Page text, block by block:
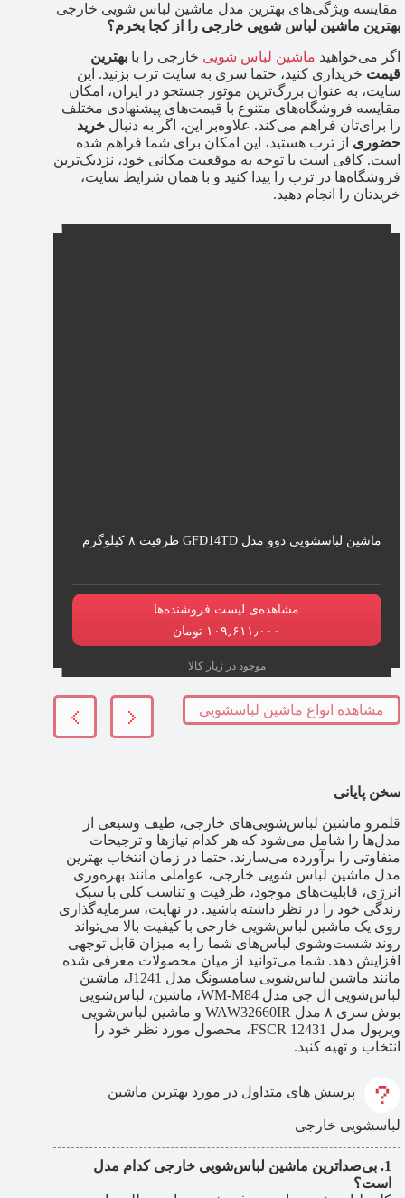
مقایسه ویژگی‌های بهترین مدل ماشین لباس شویی خارجی
بهترین ماشین لباس شویی خارجی را از کجا بخرم؟
اگر می‌خواهید ماشین لباس شویی خارجی را با بهترین
قیمت خریداری کنید، حتما سری به سایت ترب بزنید. این
سایت، به عنوان بزرگ‌ترین موتور جستجو در ایران، امکان
مقایسه فروشگاه‌های متنوع با قیمت‌های پیشنهادی مختلف
را برای‌تان فراهم می‌کند. علاوه‌بر این، اگر به دنبال خرید
حضوری از ترب هستید، این امکان برای شما فراهم شده
است. کافی است با توجه به موقعیت مکانی خود، نزدیک‌ترین
فروشگاه‌ها در ترب را پیدا کنید و با همان شرایط سایت،
خریدتان را انجام دهید.
ماشین لباسشویی دوو مدل GFD14TD ظرفیت ۸ کیلوگرم
مشاهده‌ی لیست فروشنده‌ها
۱۰۹٫۶۱۱٫۰۰۰ تومان
موجود در ژیار کالا
مشاهده انواع ماشین لباسشویی
سخن پایانی
قلمرو ماشین لباس‌شویی‌های خارجی، طیف وسیعی از
مدل‌ها را شامل می‌شود که هر کدام نیازها و ترجیحات
متفاوتی را برآورده می‌سازند. حتما در زمان انتخاب بهترین
مدل ماشین لباس شویی خارجی، عواملی مانند بهره‌وری
انرژی، قابلیت‌های موجود، ظرفیت و تناسب کلی با سبک
زندگی خود را در نظر داشته باشید. در نهایت، سرمایه‌گذاری
روی یک ماشین لباس‌شویی خارجی با کیفیت بالا می‌تواند
روند شست‌وشوی لباس‌های شما را به میزان قابل توجهی
افزایش دهد. شما می‌توانید از میان محصولات معرفی شده
مانند ماشین لباس‌شویی سامسونگ مدل J1241، ماشین
لباس‌شویی ال جی مدل WM-M84، ماشین، لباس‌شویی
بوش سری ۸ مدل WAW32660IR و ماشین لباس‌شویی
ویرپول مدل FSCR 12431، محصول مورد نظر خود را
انتخاب و تهیه کنید.
پرسش های متداول در مورد بهترین ماشین
لباسشویی خارجی
بی‌صداترین ماشین لباس‌شویی خارجی کدام مدل
است؟